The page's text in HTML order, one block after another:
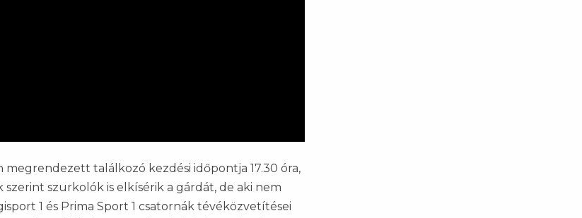
találkozó kezdési időpontja 17.30 óra,
szurkolók is elkísérik a gárdát, de aki nem
1 és Prima Sport 1 csatornák tévéközvetítései